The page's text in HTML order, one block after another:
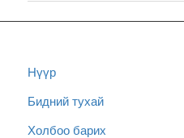
Нүүр
Бидний тухай
Холбоо барих